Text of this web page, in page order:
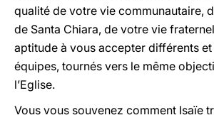
qualité de votre vie communautaire,
de Santa Chiara, de votre vie
aptitude à vous accepter différents
équipes, tournés vers le même
l’Eglise.
Vous vous souvenez comment Isaïe